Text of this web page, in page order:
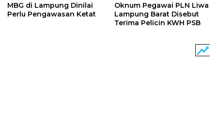
MBG di Lampung Dinilai
Perlu Pengawasan Ketat
Oknum Pegawai PLN Liwa
Lampung Barat Disebut
Terima Pelicin KWH PSB